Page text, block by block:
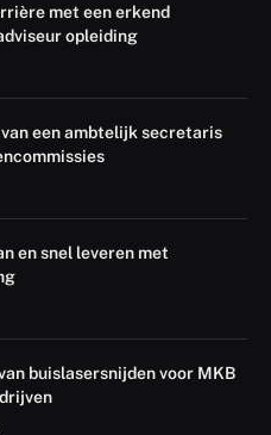
met een erkend
opleiding
van een ambtelijk secretaris
en snel leveren met
buislasersnijden voor MKB